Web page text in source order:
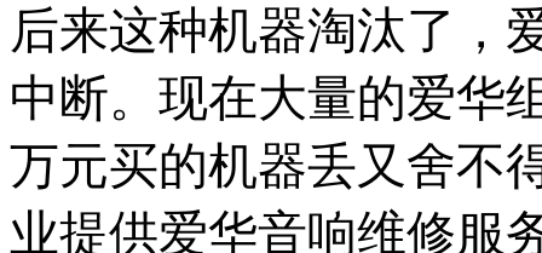
后来这种机器淘汰了，
中断。现在大量的爱华
万元买的机器丢又舍不
业提供爱华音响维修服